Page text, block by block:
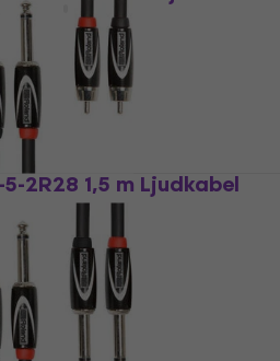
5-2R28 1,5 m Ljudkabel